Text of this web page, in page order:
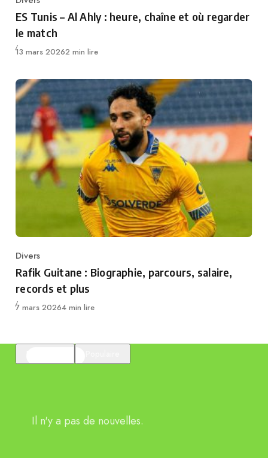
Category
ES Tunis – Al Ahly : heure, chaîne et où regarder
le match
Publié
13 mars 20262 min lire
Category
Divers
Rafik Guitane : Biographie, parcours, salaire,
records et plus
Publié
7 mars 20264 min lire
Il n'y a pas de nouvelles.